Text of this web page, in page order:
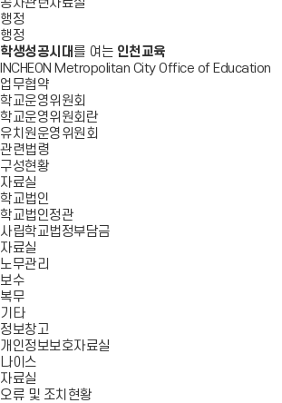
공사관련자료실
행정
행정
학생성공시대 를 여는 인천교육
INCHEON Metropolitan City Office of Education
업무협약
학교운영위원회
학교운영위원회란
유치원운영위원회
관련법령
구성현황
자료실
학교법인
학교법인정관
사립학교법정부담금
자료실
노무관리
보수
복무
기타
정보창고
개인정보보호자료실
나이스
자료실
오류 및 조치현황